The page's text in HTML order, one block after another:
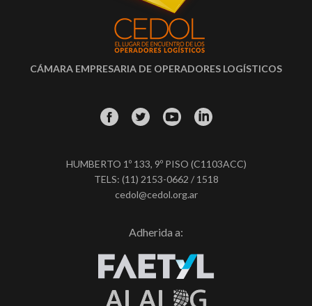
CÁMARA EMPRESARIA DE OPERADORES LOGÍSTICOS
HUMBERTO 1º 133, 9º PISO (C1103ACC)
TELS: (11) 2153-0662 / 1518
cedol@cedol.org.ar
Adherida a: